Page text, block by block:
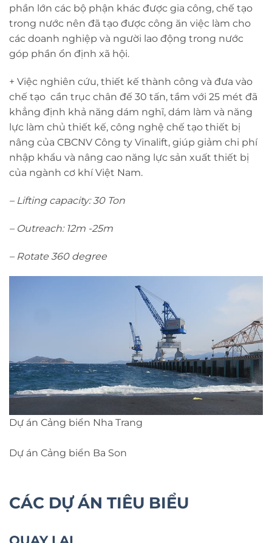
phần lớn các bộ phận khác được gia công, chế tạo
trong nước nên đã tạo được công ăn việc làm cho
các doanh nghiệp và người lao động trong nước
góp phần ổn định xã hội.
+ Việc nghiên cứu, thiết kế thành công và đưa vào
chế tạo cần trục chân đế 30 tấn, tầm với 25 mét đã
khẳng định khả năng dám nghĩ, dám làm và năng
lực làm chủ thiết kế, công nghệ chế tạo thiết bị
nâng của CBCNV Công ty Vinalift, giúp giảm chi phí
nhập khẩu và nâng cao năng lực sản xuất thiết bị
của ngành cơ khí Việt Nam.
– Lifting capacity: 30 Ton
– Outreach: 12m -25m
– Rotate 360 degree
Dự án Cảng biển Nha Trang
Dự án Cảng biển Ba Son
CÁC DỰ ÁN TIÊU BIỂU